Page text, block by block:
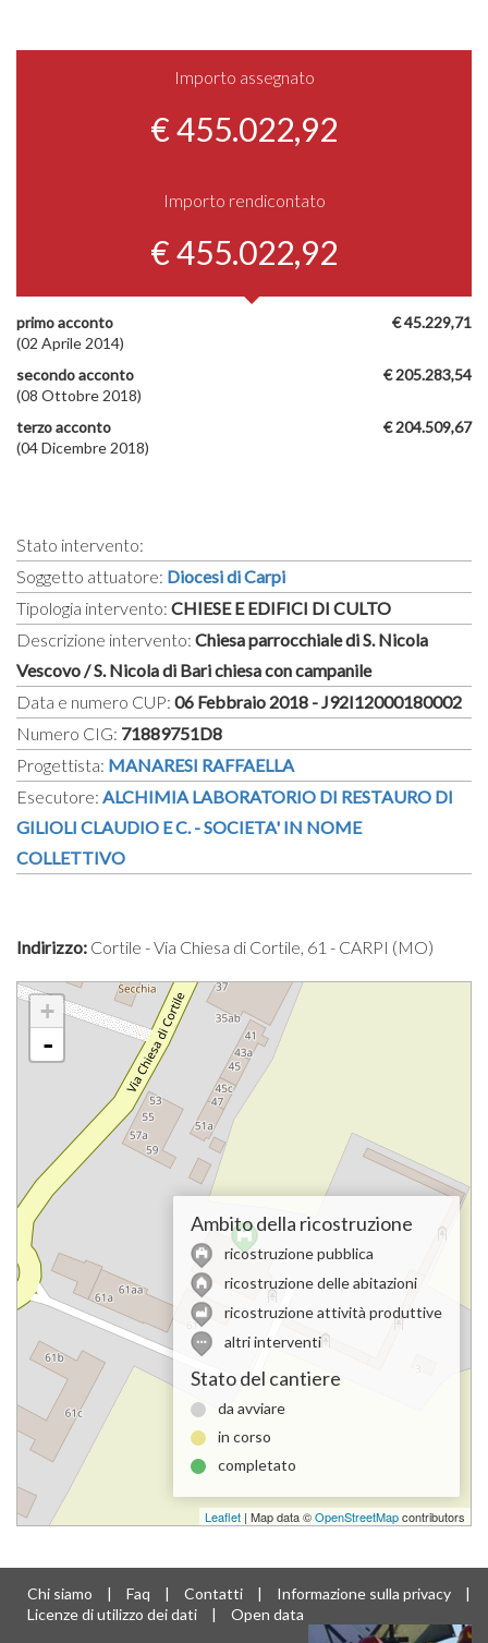
Importo assegnato
€ 455.022,92
Importo rendicontato
€ 455.022,92
€ 45.229,71
primo acconto
(02 Aprile 2014)
€ 205.283,54
secondo acconto
(08 Ottobre 2018)
€ 204.509,67
terzo acconto
(04 Dicembre 2018)
Stato intervento:
Soggetto attuatore: Diocesi di Carpi
Tipologia intervento: CHIESE E EDIFICI DI CULTO
Descrizione intervento: Chiesa parrocchiale di S. Nicola
Vescovo / S. Nicola di Bari chiesa con campanile
Data e numero CUP: 06 Febbraio 2018 - J92I12000180002
Numero CIG: 71889751D8
Progettista: MANARESI RAFFAELLA
Esecutore: ALCHIMIA LABORATORIO DI RESTAURO DI
GILIOLI CLAUDIO E C. - SOCIETA' IN NOME
COLLETTIVO
Indirizzo: Cortile - Via Chiesa di Cortile, 61 - CARPI (MO)
+
-
Ambito della ricostruzione
ricostruzione pubblica
ricostruzione delle abitazioni
ricostruzione attività produttive
altri interventi
Stato del cantiere
da avviare
in corso
completato
Leaflet | Map data ©OpenStreetMapcontributors
Chi siamo | Faq | Contatti | Informazione sulla privacy
|
Licenze di utilizzo dei dati
| Open data